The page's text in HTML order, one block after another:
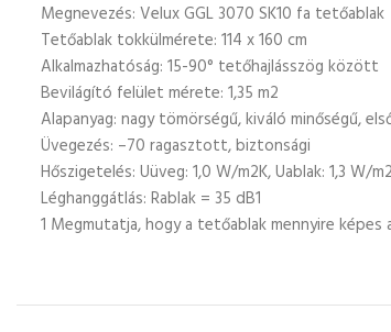
Megnevezés: Velux GGL 3070 SK10 fa tetőablak
Tetőablak tokkülmérete: 114 x 160 cm
Alkalmazhatóság: 15-90° tetőhajlásszög között
Bevilágító felület mérete: 1,35 m2
Alapanyag: nagy tömörségű, kiváló minőségű,
Üvegezés: –70 ragasztott, biztonsági
Hőszigetelés: Uüveg: 1,0 W/m2K, Uablak: 1,3 W/
Léghanggátlás: Rablak = 35 dB1
1 Megmutatja, hogy a tetőablak mennyire